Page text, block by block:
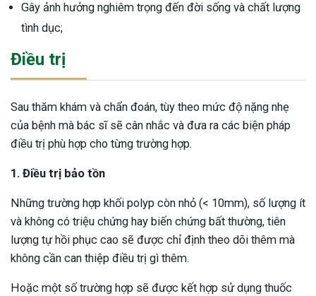
Gây ảnh hưởng nghiêm trọng đến đời sống và chất lượng
tình dục;
Điều trị
Sau thăm khám và chẩn đoán, tùy theo mức độ nặng nhẹ
của bệnh mà bác sĩ sẽ cân nhắc và đưa ra các biện pháp
điều trị phù hợp cho từng trường hợp.
1. Điều trị bảo tồn
Những trường hợp khối polyp còn nhỏ (< 10mm), số lượng ít
và không có triệu chứng hay biến chứng bất thường, tiên
lượng tự hồi phục cao sẽ được chỉ định theo dõi thêm mà
không cần can thiệp điều trị gì thêm.
Hoặc một số trường hợp sẽ được kết hợp sử dụng thuốc